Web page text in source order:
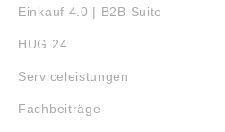
Einkauf 4.0 | B2B Suite
HUG 24
Serviceleistungen
Fachbeiträge